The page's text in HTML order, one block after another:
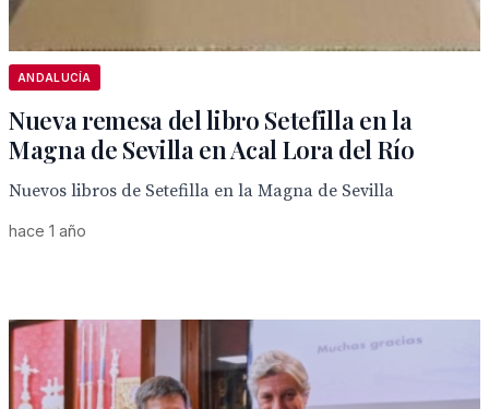
ANDALUCÍA
Nueva remesa del libro Setefilla en la
Magna de Sevilla en Acal Lora del Río
Nuevos libros de Setefilla en la Magna de Sevilla
hace 1 año